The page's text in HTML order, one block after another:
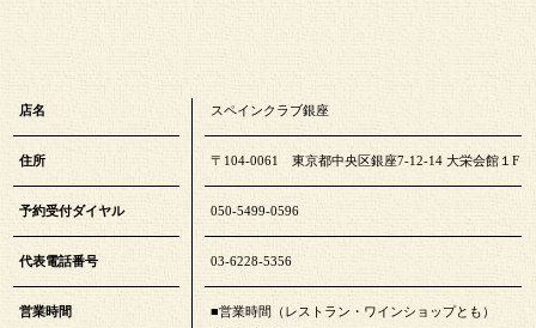
店名 スペインクラブ銀座
住所 〒104-0061 東京都中央区銀座7-12-14 大栄会館１F
予約受付ダイヤル 050-5499-0596
代表電話番号 03-6228-5356
営業時間
■営業時間（レストラン・ワインショップとも）